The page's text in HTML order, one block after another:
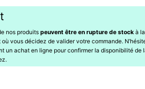
nos produitspeuvent être en rupture de stock à
où vous décidez de valider votre commande.
un achat en ligne pour confirmer la disponibilité de